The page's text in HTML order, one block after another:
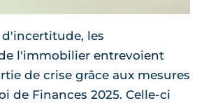
les
l'immobilier entrevoient
de crise grâce aux mesures
de Finances 2025. Celle-ci